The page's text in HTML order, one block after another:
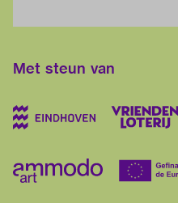
Met steun van